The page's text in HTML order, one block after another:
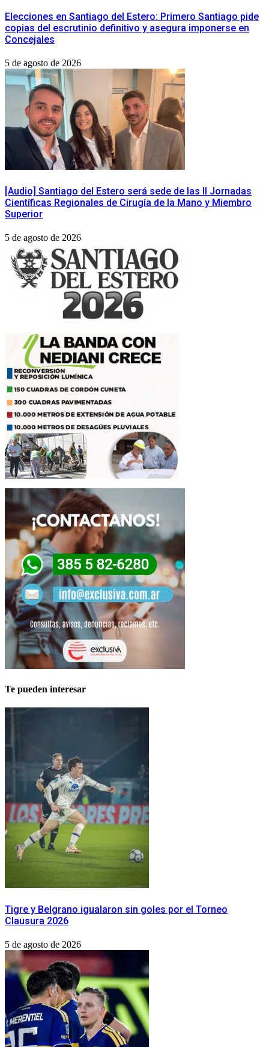
​Elecciones en Santiago del Estero: Primero Santiago pide
copias del escrutinio definitivo y asegura imponerse en
Concejales
5 de agosto de 2026
[Audio] Santiago del Estero será sede de las II Jornadas
Científicas Regionales de Cirugía de la Mano y Miembro
Superior
5 de agosto de 2026
Te pueden interesar
Tigre y Belgrano igualaron sin goles por el Torneo
Clausura 2026
5 de agosto de 2026